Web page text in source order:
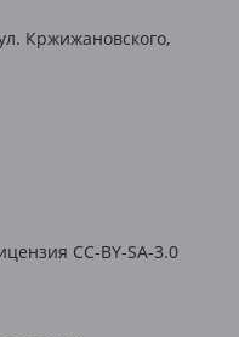
Кржижановского,
CC-BY-SA-3.0